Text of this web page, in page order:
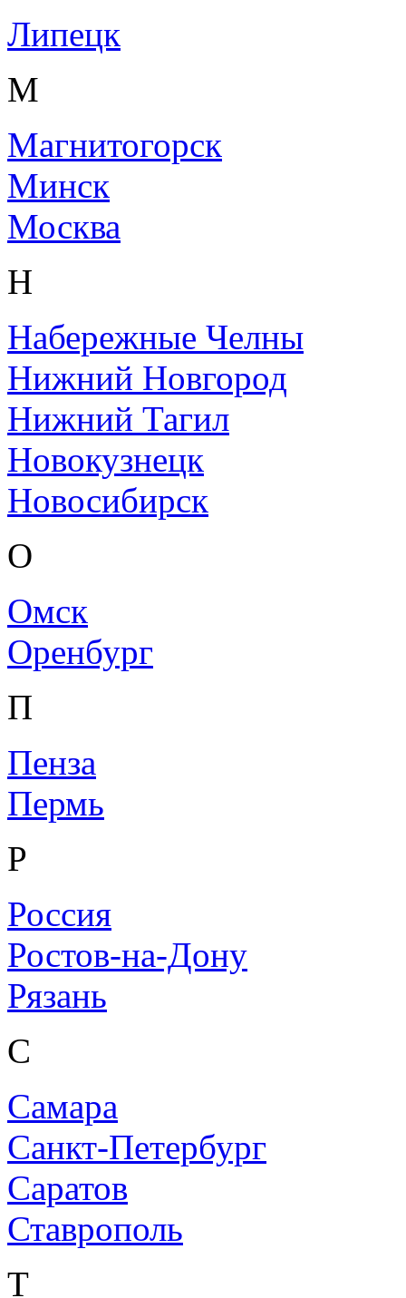
Липецк
М
Магнитогорск
Минск
Москва
Н
Набережные Челны
Нижний Новгород
Нижний Тагил
Новокузнецк
Новосибирск
О
Омск
Оренбург
П
Пенза
Пермь
Р
Россия
Ростов-на-Дону
Рязань
С
Самара
Санкт-Петербург
Саратов
Ставрополь
Т